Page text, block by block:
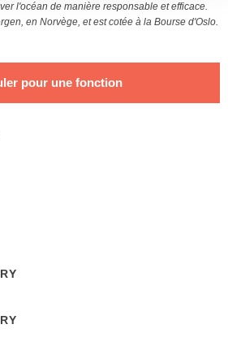
l'océan de manière responsable et efficace.
en Norvège, et est cotée à la Bourse d'Oslo.